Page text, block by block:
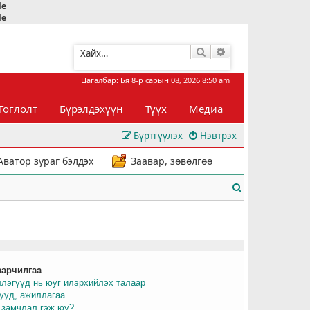
Хайлт
Цагалбар: Бя 8-р сарын 08, 2026 8:50 am
Бүрэлдэхүүн Түүх Медиа
Нэвтрэх
Бүртгүүлэх
зураг бэлдэх Заавар, зөвөлгөө
нь юуг илэрхийлэх талаар
ажиллагаа
замчлал гэж юу?